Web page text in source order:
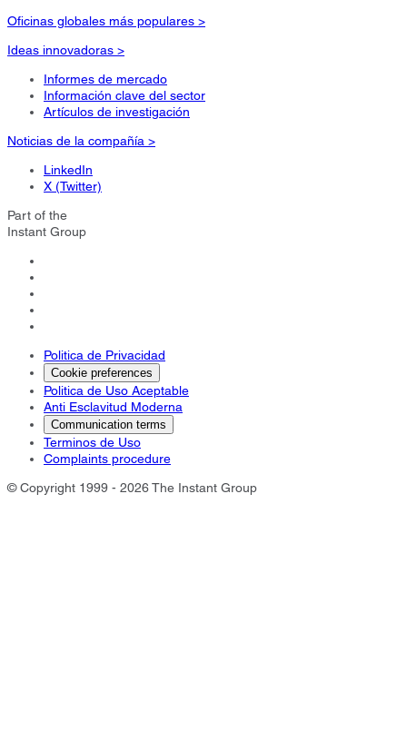
Oficinas globales más populares >
Ideas innovadoras >
Informes de mercado
Información clave del sector
Artículos de investigación
Noticias de la compañía >
LinkedIn
X (Twitter)
Part of the
Instant Group
Politica de Privacidad
Cookie preferences
Politica de Uso Aceptable
Anti Esclavitud Moderna
Communication terms
Terminos de Uso
Complaints procedure
© Copyright 1999 - 2026 The Instant Group